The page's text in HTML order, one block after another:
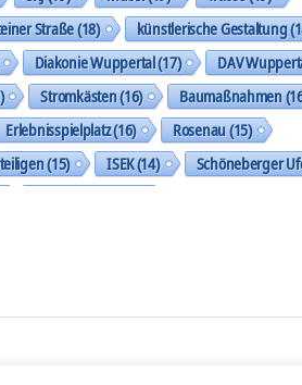
Straße(18) künstlerische Gestaltung
Diakonie Wuppertal(17) DAV
Stromkästen(16) Baumaßnahmen
Erlebnisspielplatz(16) Rosenau(15)
(15) ISEK(14) Schöneberger